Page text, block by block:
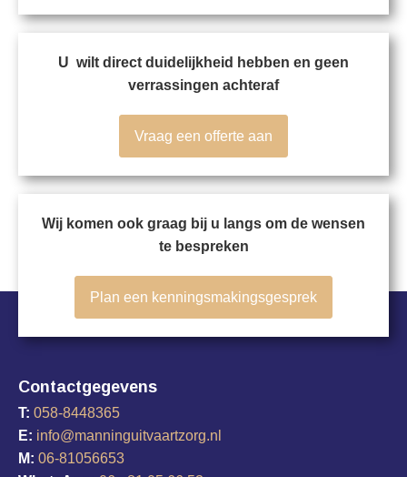
U wilt direct duidelijkheid hebben en geen
verrassingen achteraf
Vraag een offerte aan
Wij komen ook graag bij u langs om de wensen
te bespreken
Plan een kenningsmakingsgesprek
Contactgegevens
T: 058-8448365
E: info@manninguitvaartzorg.nl
M: 06-81056653